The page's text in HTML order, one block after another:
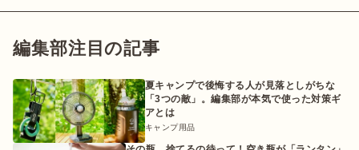
編集部注目の記事
夏キャンプで後悔する人が見落としがちな
「3つの敵」。編集部が本気で使った対策ギ
アとは
キャンプ用品